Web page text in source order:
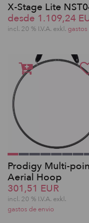
X-Stage Lite
desde 1.109,24
incl. 20 % I.V.A. exkl.
Prodigy Multi-
Aerial Hoop
301,51 EUR
incl. 20 % I.V.A. exkl.
gastos de envio